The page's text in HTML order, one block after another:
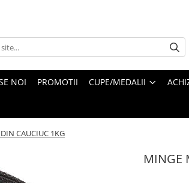
NOI PROMOTII CUPE/MEDALII
CAUCIUC 1KG
MINGE